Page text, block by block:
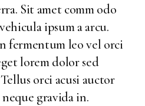
Sit amet comm odo
ipsum a arcu.
fermentum leo vel orci
lorem dolor sed
orci acusi auctor
gravida in.